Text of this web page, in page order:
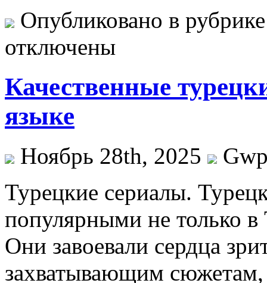
Опубликовано в
отключены
Качественные
языке
Ноябрь 28th, 2025
Турeцкиe сeриaлы.
популярными не только
Они завоевали сердца
захватывающим